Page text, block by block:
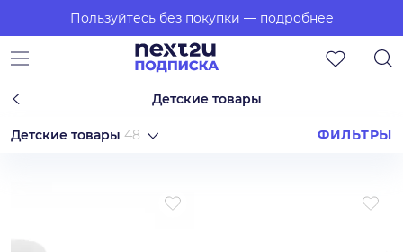
Пользуйтесь без покупки — подробнее
Детские товары
Детские товары 48 ФИЛЬТРЫ